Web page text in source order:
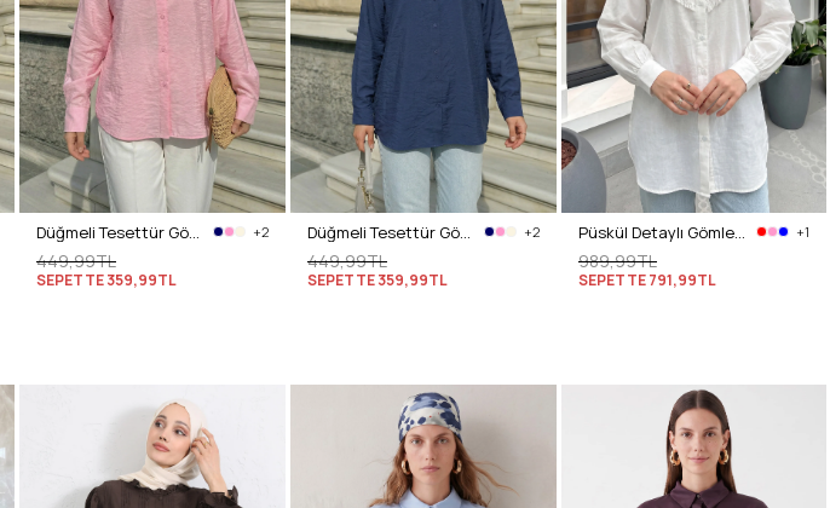
Düğmeli Tesettür Gömlek 612137 - PEMBE +2
449,99TL
SEPETTE359,99TL
Düğmeli Tesettür Gömlek 612137 - LACİVERT +2
449,99TL
SEPETTE359,99TL
Püskül Detaylı Gömlek 2109 - BEYAZ +1
989,99TL
SEPETTE791,99TL